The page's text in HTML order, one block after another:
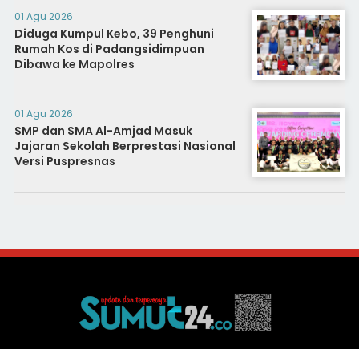
01 Agu 2026
Diduga Kumpul Kebo, 39 Penghuni
Rumah Kos di Padangsidimpuan
Dibawa ke Mapolres
01 Agu 2026
SMP dan SMA Al-Amjad Masuk
Jajaran Sekolah Berprestasi Nasional
Versi Puspresnas